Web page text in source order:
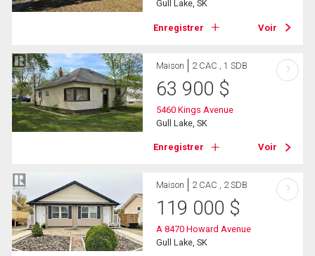
Gull Lake, SK
Enregistrer Voir
Maison 2 CAC , 1 SDB
63 900 $
5460 Kings Avenue
Gull Lake, SK
Enregistrer Voir
?
Maison 2 CAC , 2 SDB
119 000 $
A 8470 Howard Avenue
Gull Lake, SK
?